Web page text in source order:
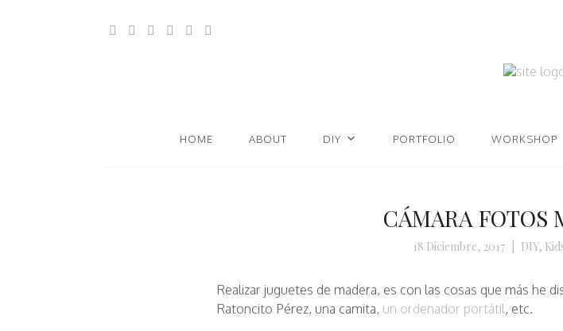
HOME ABOUT DIY PORTFOLIO WORKSHOP
CÁMARA FOTOS
18 Diciembre, 2017 DIY,
Realizar juguetes de madera, es con las cosas que más he
Ratoncito Pérez, una camita, un ordenador portátil, etc.